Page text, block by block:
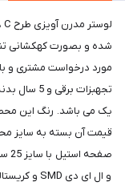
شده و بصورت کهکشانی
یک می باشد. رنگ این